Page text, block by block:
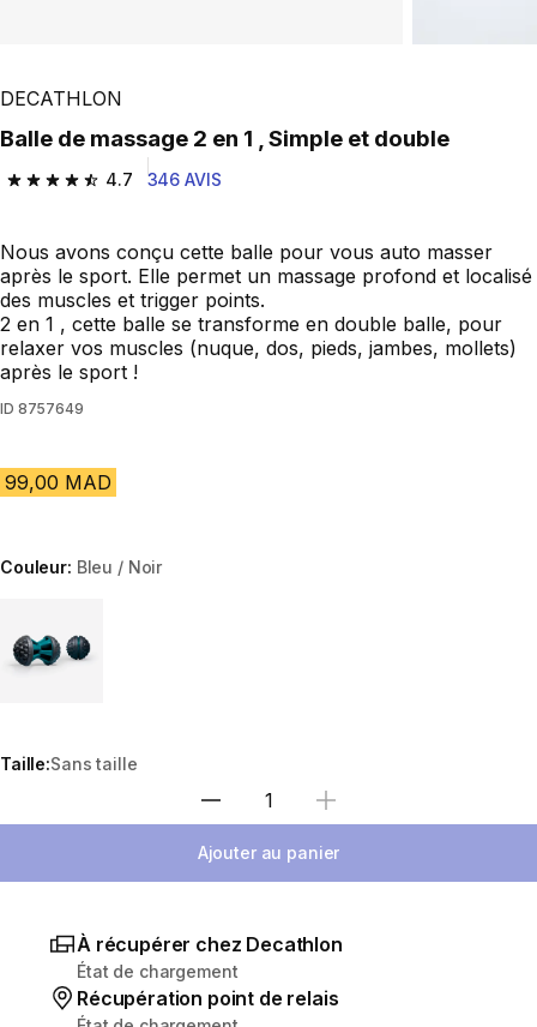
DECATHLON
Balle de massage 2 en 1 , Simple et double
4.7
4.7 out of 5 stars from 346 reviews
346 AVIS
Nous avons conçu cette balle pour vous auto masser
après le sport. Elle permet un massage profond et localisé
des muscles et trigger points.
2 en 1 , cette balle se transforme en double balle, pour
relaxer vos muscles (nuque, dos, pieds, jambes, mollets)
après le sport !
ID 8757649
99,00 MAD
Couleur: Bleu / Noir
Taille:Sans taille
Sélectionnez la quantité
Ajouter au panier
À récupérer chez Decathlon
État de chargement
Récupération point de relais